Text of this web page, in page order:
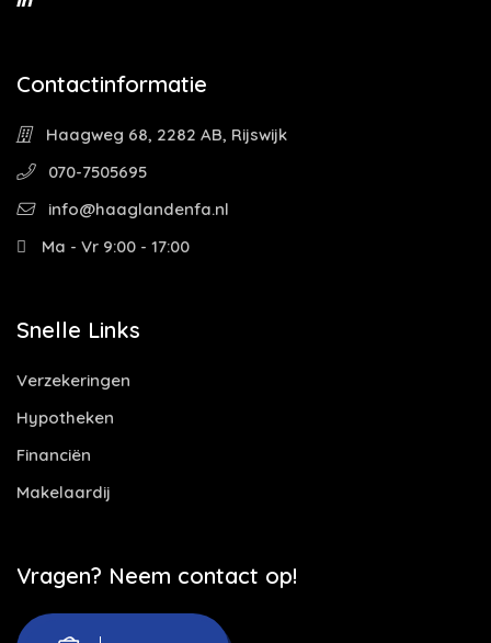
Contactinformatie
Haagweg 68, 2282 AB, Rijswijk
070-7505695
info@haaglandenfa.nl
Ma - Vr 9:00 - 17:00
Snelle Links
Verzekeringen
Hypotheken
Financiën
Makelaardij
Vragen? Neem contact op!